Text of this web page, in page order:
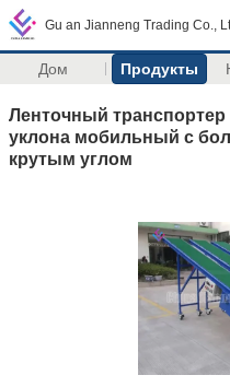
Gu an Jianneng Trading Co.,
Дом Продукты
Ленточный транспортер
уклона мобильный с
крутым углом